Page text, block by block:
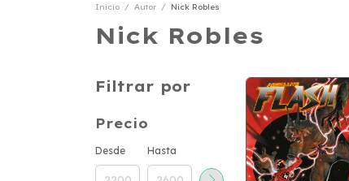
Inicio / Autor / Nick Robles
Nick Robles
Filtrar por
Precio
Desde Hasta